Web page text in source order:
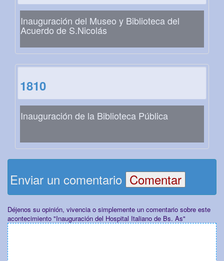
Inauguración del Museo y Biblioteca del
Acuerdo de S.Nicolás
1810
Inauguración de la Biblioteca Pública
Enviar un comentario
Déjenos su opinión, vivencia o simplemente un comentario sobre este
acontecimiento "Inauguración del Hospital Italiano de Bs. As"